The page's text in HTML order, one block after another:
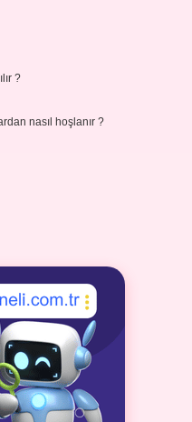
?
nasıl hoşlanır ?